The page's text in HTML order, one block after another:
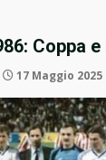
Coppa
17 Maggio 2025